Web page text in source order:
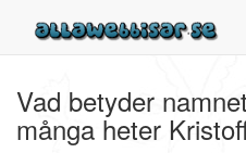
Vad betyder
många heter